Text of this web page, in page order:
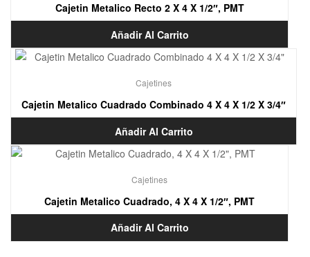
Cajetin Metalico Recto 2 X 4 X 1/2″, PMT
Añadir Al Carrito
Cajetines
Cajetin Metalico Cuadrado Combinado 4 X 4 X 1/2 X 3/4″
Añadir Al Carrito
Cajetines
Cajetin Metalico Cuadrado, 4 X 4 X 1/2″, PMT
Añadir Al Carrito